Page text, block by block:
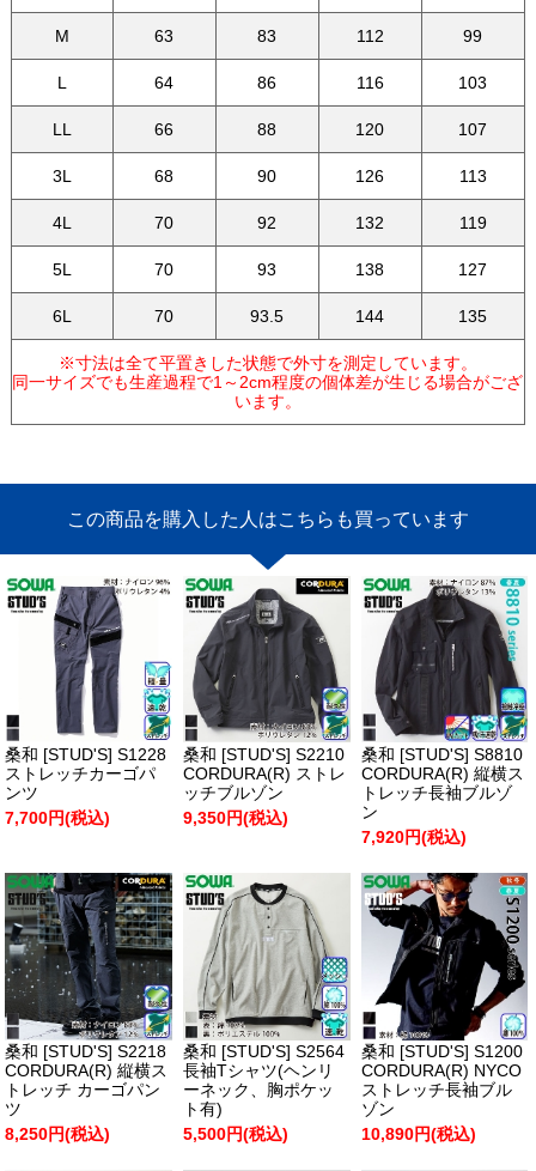
M 63 83 112 99
L 64 86 116 103
LL 66 88 120 107
3L 68 90 126 113
4L 70 92 132 119
5L 70 93 138 127
6L 70 93.5 144 135
※寸法は全て平置きした状態で外寸を測定しています。
同一サイズでも生産過程で1～2cm程度の個体差が生じる場合がござ
います。
この商品を購入した人はこちらも買っています
桑和 [STUD'S] S1228
ストレッチカーゴパ
ンツ
7,700円(税込)
桑和 [STUD'S] S2210
CORDURA(R) ストレ
ッチブルゾン
9,350円(税込)
桑和 [STUD'S] S8810
CORDURA(R) 縦横ス
トレッチ長袖ブルゾ
ン
7,920円(税込)
桑和 [STUD'S] S2218
CORDURA(R) 縦横ス
トレッチ カーゴパン
ツ
8,250円(税込)
桑和 [STUD'S] S2564
長袖Tシャツ(ヘンリ
ーネック、胸ポケッ
ト有)
5,500円(税込)
桑和 [STUD'S] S1200
CORDURA(R) NYCO
ストレッチ長袖ブル
ゾン
10,890円(税込)